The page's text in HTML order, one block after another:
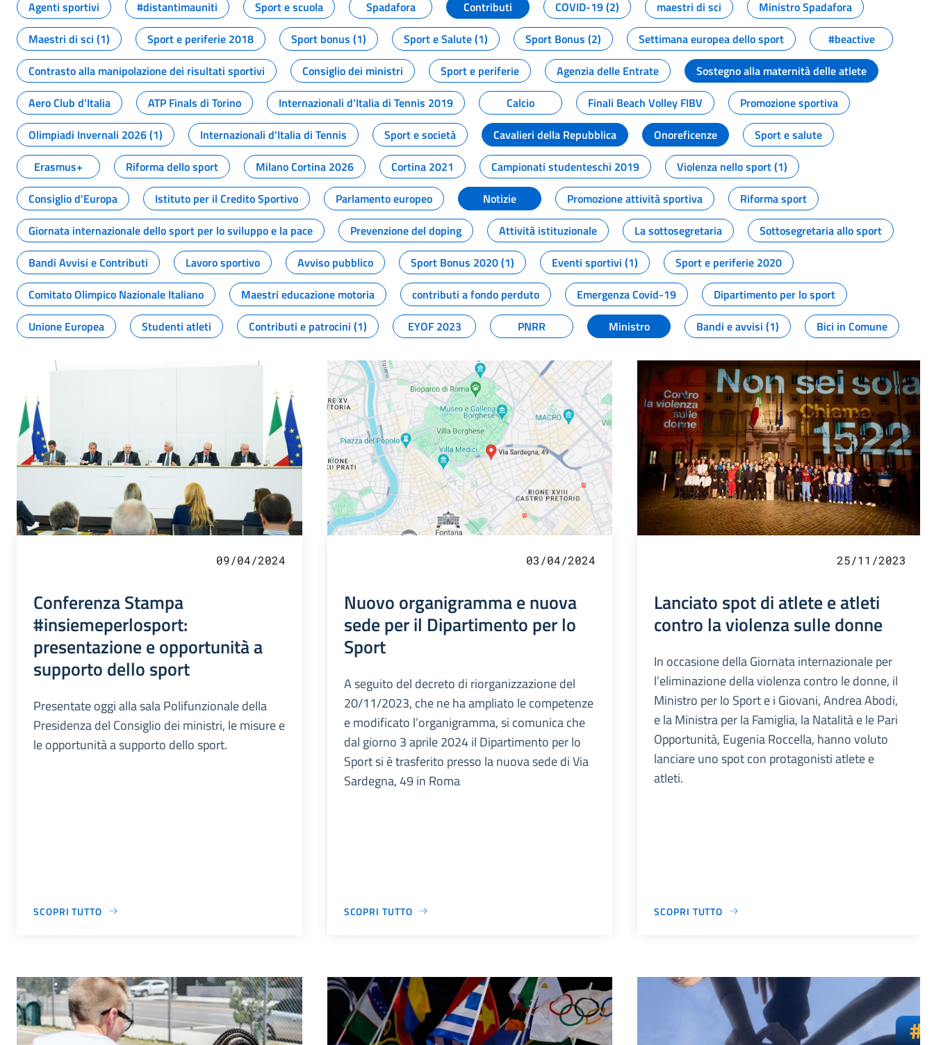
Agenti sportivi
#distantimauniti Sport e scuola Spadafora Contributi COVID-19 (2) maestri di sci
Ministro Spadafora
Maestri di sci (1)
Sport e periferie 2018 Sport bonus (1) Sport e Salute (1) Sport Bonus (2) Settimana europea dello sport
#beactive
Contrasto alla manipolazione dei risultati sportivi
Consiglio dei ministri Sport e periferie Agenzia delle Entrate
Sostegno alla maternità delle atlete
Aero Club d'Italia
ATP Finals di Torino Internazionali d'Italia di Tennis 2019 Calcio Finali Beach Volley FIBV
Promozione sportiva
Olimpiadi Invernali 2026 (1)
Internazionali d'Italia di Tennis Sport e società Cavalieri della Repubblica Onoreficenze
Sport e salute
Erasmus+
Riforma dello sport Milano Cortina 2026 Cortina 2021 Campionati studenteschi 2019
Violenza nello sport (1)
Consiglio d'Europa
Istituto per il Credito Sportivo Parlamento europeo Notizie Promozione attività sportiva
Riforma sport
Giornata internazionale dello sport per lo sviluppo e la pace
Prevenzione del doping Attività istituzionale La sottosegretaria
Sottosegretaria allo sport
Bandi Avvisi e Contributi
Lavoro sportivo Avviso pubblico Sport Bonus 2020 (1) Eventi sportivi (1)
Sport e periferie 2020
Comitato Olimpico Nazionale Italiano
Maestri educazione motoria contributi a fondo perduto Emergenza Covid-19
Dipartimento per lo sport
Unione Europea
Studenti atleti Contributi e patrocini (1) EYOF 2023 PNRR Ministro Bandi e avvisi (1) Bici in Comune
09/04/2024
Conferenza Stampa
#insiemeperlosport:
presentazione e opportunità a
supporto dello sport
Presentate oggi alla sala Polifunzionale della
Presidenza del Consiglio dei ministri, le misure e
le opportunità a supporto dello sport.
SCOPRI TUTTO
03/04/2024
Nuovo organigramma e nuova
sede per il Dipartimento per lo
Sport
A seguito del decreto di riorganizzazione del
20/11/2023, che ne ha ampliato le competenze
e modificato l’organigramma, si comunica che
dal giorno 3 aprile 2024 il Dipartimento per lo
Sport si è trasferito presso la nuova sede di Via
Sardegna, 49 in Roma
SCOPRI TUTTO
25/11/2023
Lanciato spot di atlete e atleti
contro la violenza sulle donne
In occasione della Giornata internazionale per
l’eliminazione della violenza contro le donne, il
Ministro per lo Sport e i Giovani, Andrea Abodi,
e la Ministra per la Famiglia, la Natalità e le Pari
Opportunità, Eugenia Roccella, hanno voluto
lanciare uno spot con protagonisti atlete e
atleti.
SCOPRI TUTTO